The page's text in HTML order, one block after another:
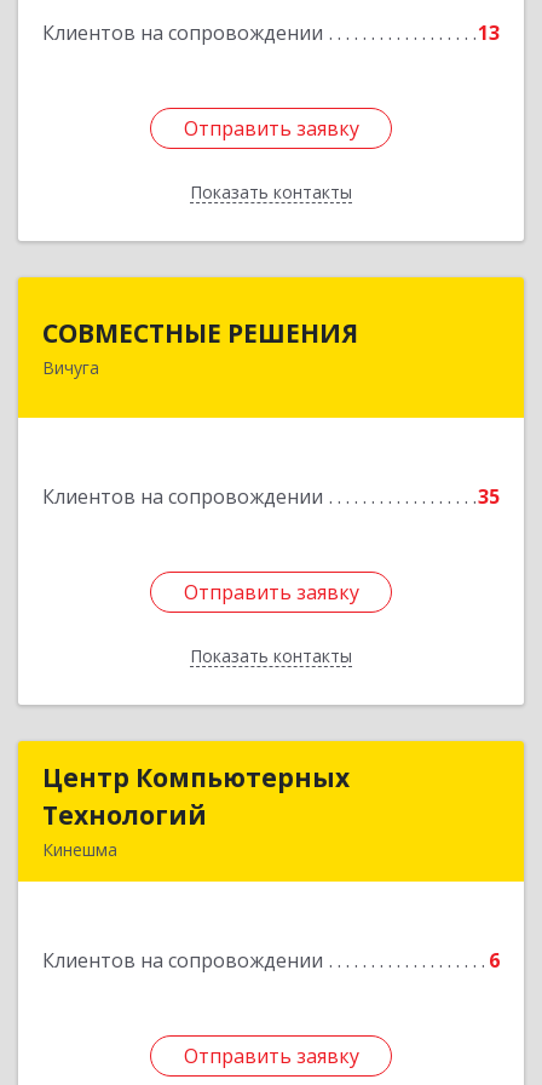
Клиентов на сопровождении 13
Отправить заявку
Показать контакты
Отправить заявку
Назад
СОВМЕСТНЫЕ РЕШЕНИЯ
Вичуга
Клиентов на сопровождении 35
Отправить заявку
Показать контакты
155331, Ивановская обл, Вичугский р-н, Вичуга
Отправить заявку
Назад
Центр Компьютерных
Технологий
Кинешма
Клиентов на сопровождении 6
Отправить заявку
Центр Компьютерных
Подробнее
Отправить заявку